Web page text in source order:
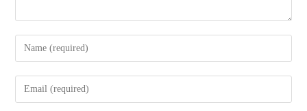
Enter
your
name
Enter
your